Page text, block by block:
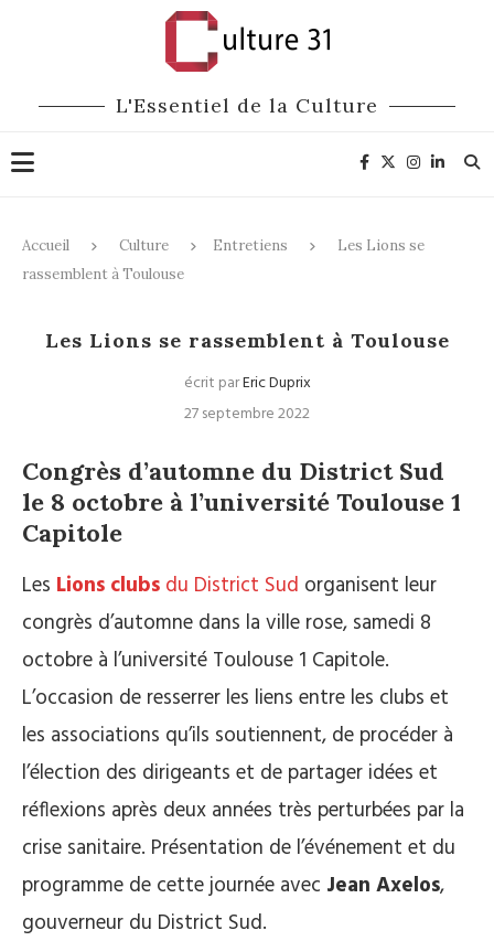
L'Essentiel de la Culture
Accueil Culture Entretiens
Les Lions se
rassemblent à Toulouse
Les Lions se rassemblent à Toulouse
écrit parEric Duprix
27 septembre 2022
Congrès d’automne du District Sud
le 8 octobre à l’université Toulouse 1
Capitole
Les Lions clubs du District Sud organisent leur
congrès d’automne dans la ville rose, samedi 8
octobre à l’université Toulouse 1 Capitole.
L’occasion de resserrer les liens entre les clubs et
les associations qu’ils soutiennent, de procéder à
l’élection des dirigeants et de partager idées et
réflexions après deux années très perturbées par la
crise sanitaire. Présentation de l’événement et du
programme de cette journée avec Jean Axelos,
gouverneur du District Sud.